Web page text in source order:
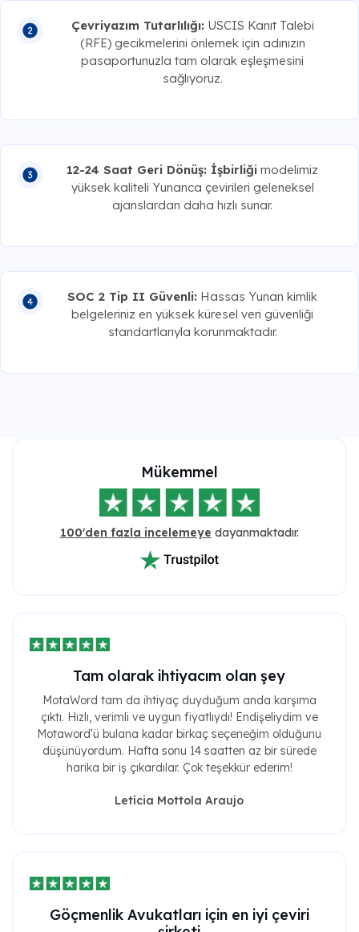
Çevriyazım Tutarlılığı: USCIS Kanıt Talebi
(RFE) gecikmelerini önlemek için adınızın
pasaportunuzla tam olarak eşleşmesini
sağlıyoruz.
12-24 Saat Geri Dönüş: İşbirliği modelimiz
yüksek kaliteli Yunanca çevirileri geleneksel
ajanslardan daha hızlı sunar.
SOC 2 Tip II Güvenli: Hassas Yunan kimlik
belgeleriniz en yüksek küresel veri güvenliği
standartlarıyla korunmaktadır.
Mükemmel
100'den fazla incelemeye dayanmaktadır.
Tam olarak ihtiyacım olan şey
MotaWord tam da ihtiyaç duyduğum anda karşıma
çıktı. Hızlı, verimli ve uygun fiyatlıydı! Endişeliydim ve
Motaword'ü bulana kadar birkaç seçeneğim olduğunu
düşünüyordum. Hafta sonu 14 saatten az bir sürede
harika bir iş çıkardılar. Çok teşekkür ederim!
Letícia Mottola Araujo
Göçmenlik Avukatları için en iyi çeviri